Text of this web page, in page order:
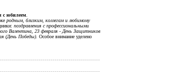
с юбилеем
родным, близким, коллегам и любимому
поздравления с профессиональными
Валентина, 23 февраля - День Защитников
(День Победы). Особое внимание уделено